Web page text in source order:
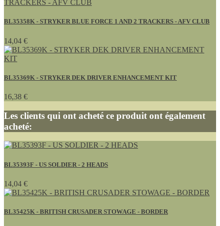
BL35358K - STRYKER BLUE FORCE 1 AND 2 TRACKERS - AFV CLUB
14,04 €
BL35369K - STRYKER DEK DRIVER ENHANCEMENT KIT
16,38 €
Les clients qui ont acheté ce produit ont également
acheté:
BL35393F - US SOLDIER - 2 HEADS
14,04 €
BL35425K - BRITISH CRUSADER STOWAGE - BORDER